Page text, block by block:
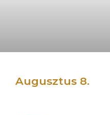
Augusztus 8.